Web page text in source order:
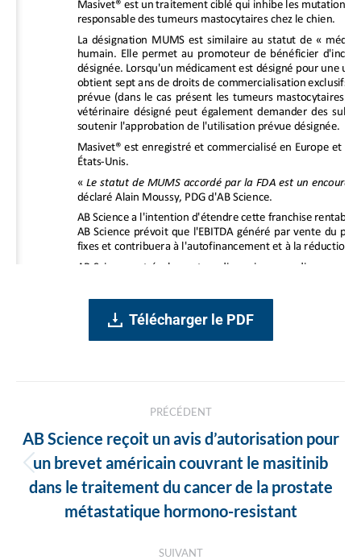
Télécharger le PDF
des
articles
PRÉCÉDENT
Article
précédent
:
AB Science reçoit un avis d’autorisation pour
un brevet américain couvrant le masitinib
dans le traitement du cancer de la prostate
métastatique hormono-resistant
SUIVANT